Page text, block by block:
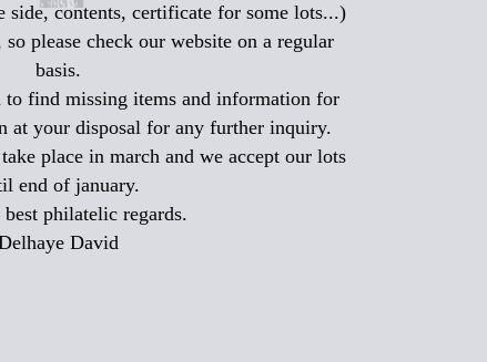
side, contents, certificate for some lots...)
please check our website on a regular
basis.
find missing items and information for
at your disposal for any further inquiry.
place in march and we accept our lots
end of january.
philatelic regards.
David